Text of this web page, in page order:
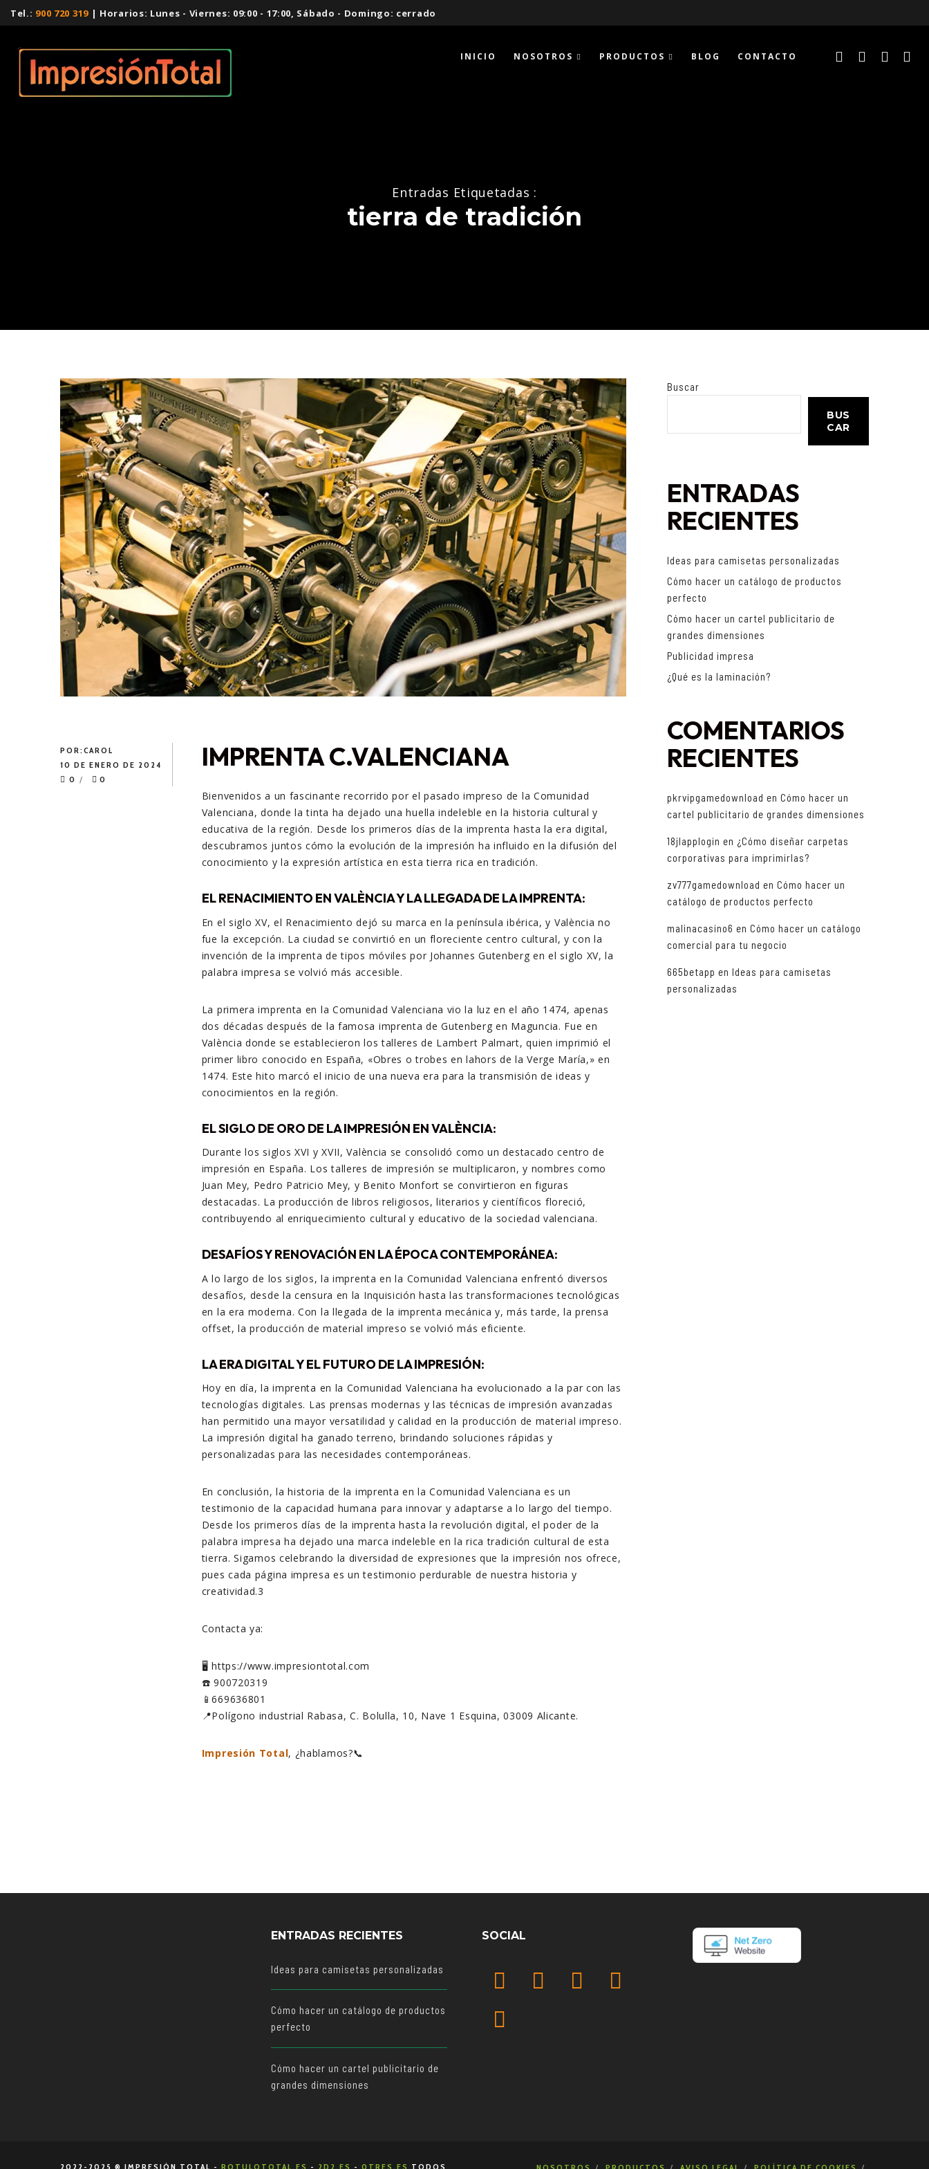
Tel.: 900 720 319| Horarios: Lunes - Viernes: 09:00 - 17:00, Sábado - Domingo: cerrado
INICIO NOSOTROS PRODUCTOS BLOG CONTACTO
Entradas Etiquetadas :
tierra de tradición
POR:CAROL
10 DE ENERO DE 2024
0
0
IMPRENTA C.VALENCIANA
Bienvenidos a un fascinante recorrido por el pasado impreso de la Comunidad
Valenciana, donde la tinta ha dejado una huella indeleble en la historia cultural y
educativa de la región. Desde los primeros días de la imprenta hasta la era digital,
descubramos juntos cómo la evolución de la impresión ha influido en la difusión del
conocimiento y la expresión artística en esta tierra rica en tradición.
EL RENACIMIENTO EN VALÈNCIA Y LA LLEGADA DE LA IMPRENTA:
En el siglo XV, el Renacimiento dejó su marca en la península ibérica, y València no
fue la excepción. La ciudad se convirtió en un floreciente centro cultural, y con la
invención de la imprenta de tipos móviles por Johannes Gutenberg en el siglo XV, la
palabra impresa se volvió más accesible.
La primera imprenta en la Comunidad Valenciana vio la luz en el año 1474, apenas
dos décadas después de la famosa imprenta de Gutenberg en Maguncia. Fue en
València donde se establecieron los talleres de Lambert Palmart, quien imprimió el
primer libro conocido en España, «Obres o trobes en lahors de la Verge María,» en
1474. Este hito marcó el inicio de una nueva era para la transmisión de ideas y
conocimientos en la región.
EL SIGLO DE ORO DE LA IMPRESIÓN EN VALÈNCIA:
Durante los siglos XVI y XVII, València se consolidó como un destacado centro de
impresión en España. Los talleres de impresión se multiplicaron, y nombres como
Juan Mey, Pedro Patricio Mey, y Benito Monfort se convirtieron en figuras
destacadas. La producción de libros religiosos, literarios y científicos floreció,
contribuyendo al enriquecimiento cultural y educativo de la sociedad valenciana.
DESAFÍOS Y RENOVACIÓN EN LA ÉPOCA CONTEMPORÁNEA:
A lo largo de los siglos, la imprenta en la Comunidad Valenciana enfrentó diversos
desafíos, desde la censura en la Inquisición hasta las transformaciones tecnológicas
en la era moderna. Con la llegada de la imprenta mecánica y, más tarde, la prensa
offset, la producción de material impreso se volvió más eficiente.
LA ERA DIGITAL Y EL FUTURO DE LA IMPRESIÓN:
Hoy en día, la imprenta en la Comunidad Valenciana ha evolucionado a la par con las
tecnologías digitales. Las prensas modernas y las técnicas de impresión avanzadas
han permitido una mayor versatilidad y calidad en la producción de material impreso.
La impresión digital ha ganado terreno, brindando soluciones rápidas y
personalizadas para las necesidades contemporáneas.
En conclusión, la historia de la imprenta en la Comunidad Valenciana es un
testimonio de la capacidad humana para innovar y adaptarse a lo largo del tiempo.
Desde los primeros días de la imprenta hasta la revolución digital, el poder de la
palabra impresa ha dejado una marca indeleble en la rica tradición cultural de esta
tierra. Sigamos celebrando la diversidad de expresiones que la impresión nos ofrece,
pues cada página impresa es un testimonio perdurable de nuestra historia y
creatividad.3
Contacta ya:
🖥️ https://www.impresiontotal.com
☎️ 900720319
📱669636801
📍Polígono industrial Rabasa, C. Bolulla, 10, Nave 1 Esquina, 03009 Alicante.
Impresión Total, ¿hablamos?📞
Buscar
BUS
CAR
ENTRADAS
RECIENTES
Ideas para camisetas personalizadas
Cómo hacer un catálogo de productos
perfecto
Cómo hacer un cartel publicitario de
grandes dimensiones
Publicidad impresa
¿Qué es la laminación?
COMENTARIOS
RECIENTES
pkrvipgamedownload en Cómo hacer un
cartel publicitario de grandes dimensiones
18jlapplogin en ¿Cómo diseñar carpetas
corporativas para imprimirlas?
zv777gamedownload en Cómo hacer un
catálogo de productos perfecto
malinacasino6 en Cómo hacer un catálogo
comercial para tu negocio
665betapp en Ideas para camisetas
personalizadas
ENTRADAS RECIENTES
Ideas para camisetas personalizadas
Cómo hacer un catálogo de productos
perfecto
Cómo hacer un cartel publicitario de
grandes dimensiones
SOCIAL
2022-2025 ® IMPRESIÓN TOTAL - ROTULOTOTAL.ES - 2D2.ES - 0TRES.ES TODOS